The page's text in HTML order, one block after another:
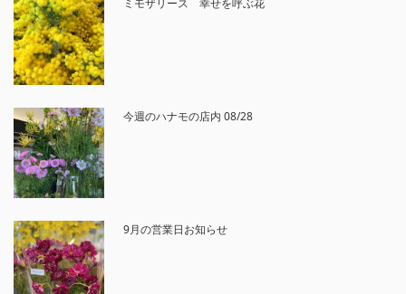
ミモザリース 幸せを呼ぶ花
今週のハナモの店内 08/28
9月の営業日お知らせ